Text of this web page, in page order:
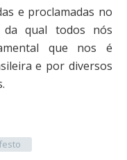
e proclamadas no
da qual todos nós
que nos é
e por diversos